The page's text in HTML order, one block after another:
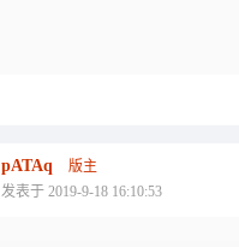
pATAq
版主
发表于 2019-9-18 16:10:53